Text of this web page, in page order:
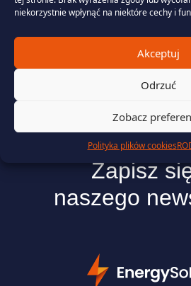
niekorzystnie wpłynąć na niektóre cechy i
Akceptuj
Odrzuć
Zobacz
Polityka plików cookies
Więcej informacji na
Zapisz
naszego